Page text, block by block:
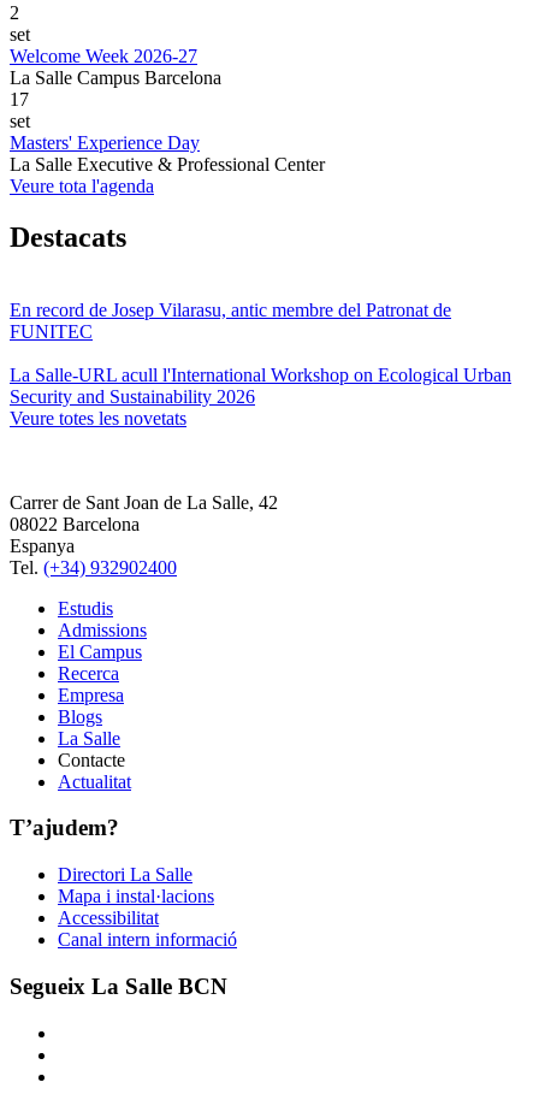
2
set
Welcome Week 2026-27
La Salle Campus Barcelona
17
set
Masters' Experience Day
La Salle Executive & Professional Center
Veure tota l'agenda
Destacats
En record de Josep Vilarasu, antic membre del Patronat de
FUNITEC
La Salle-URL acull l'International Workshop on Ecological Urban
Security and Sustainability 2026
Veure totes les novetats
Carrer de Sant Joan de La Salle, 42
08022 Barcelona
Espanya
Tel. (+34) 932902400
Estudis
Admissions
El Campus
Recerca
Empresa
Blogs
La Salle
Contacte
Actualitat
T’ajudem?
Directori La Salle
Mapa i instal·lacions
Accessibilitat
Canal intern informació
Segueix La Salle BCN